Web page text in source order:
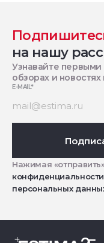
на нашу
Узнавайте первыми
обзорах и
E-MAIL*
Нажимая
конфиденциальности
персональных